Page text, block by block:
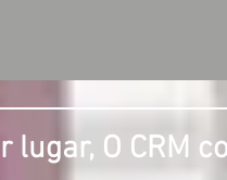
lugar, O CRM